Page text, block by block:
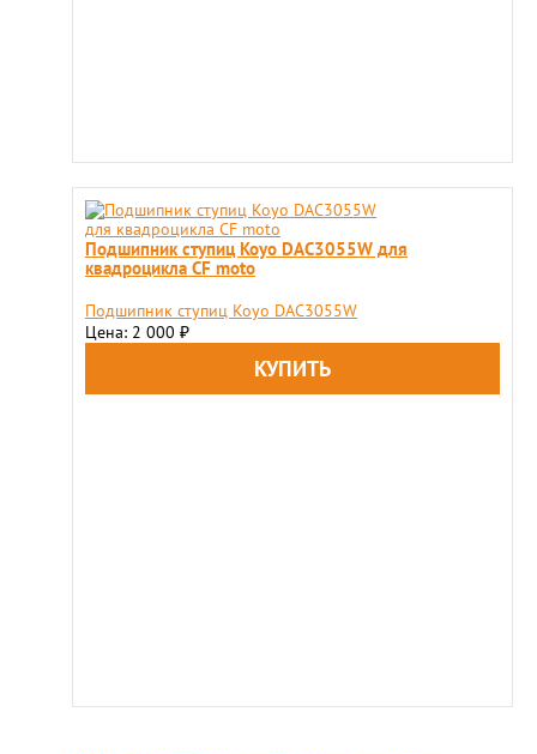
Подшипник ступиц Koyo DAC3055W для
квадроцикла CF moto
Подшипник ступиц Koyo DAC3055W
Цена: 2 000 ₽